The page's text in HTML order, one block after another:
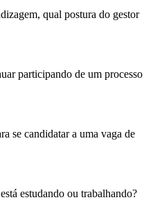
qual postura do gestor
participando de um processo
se candidatar a uma vaga de
estudando ou trabalhando?